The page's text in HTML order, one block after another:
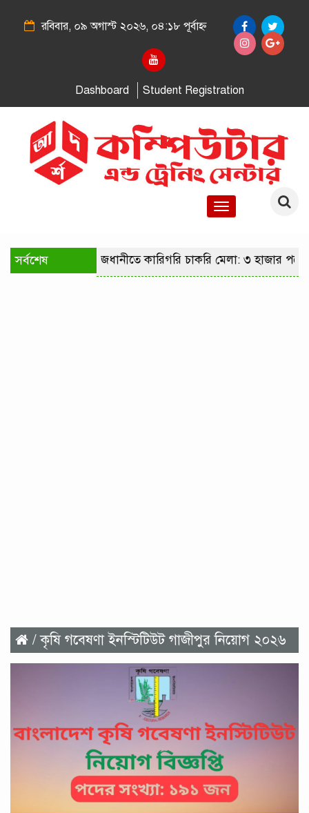
রবিবার, ০৯ অগাস্ট ২০২৬, ০৪:১৮ পূর্বাহ্ন
Dashboard Student Registration
Toggle
সর্বশেষ রাজধানীতে কারিগরি চাকরি মেলা: ৩ হাজার
/ কৃষি গবেষণা ইনস্টিটিউট গাজীপুর নিয়োগ ২০২৬